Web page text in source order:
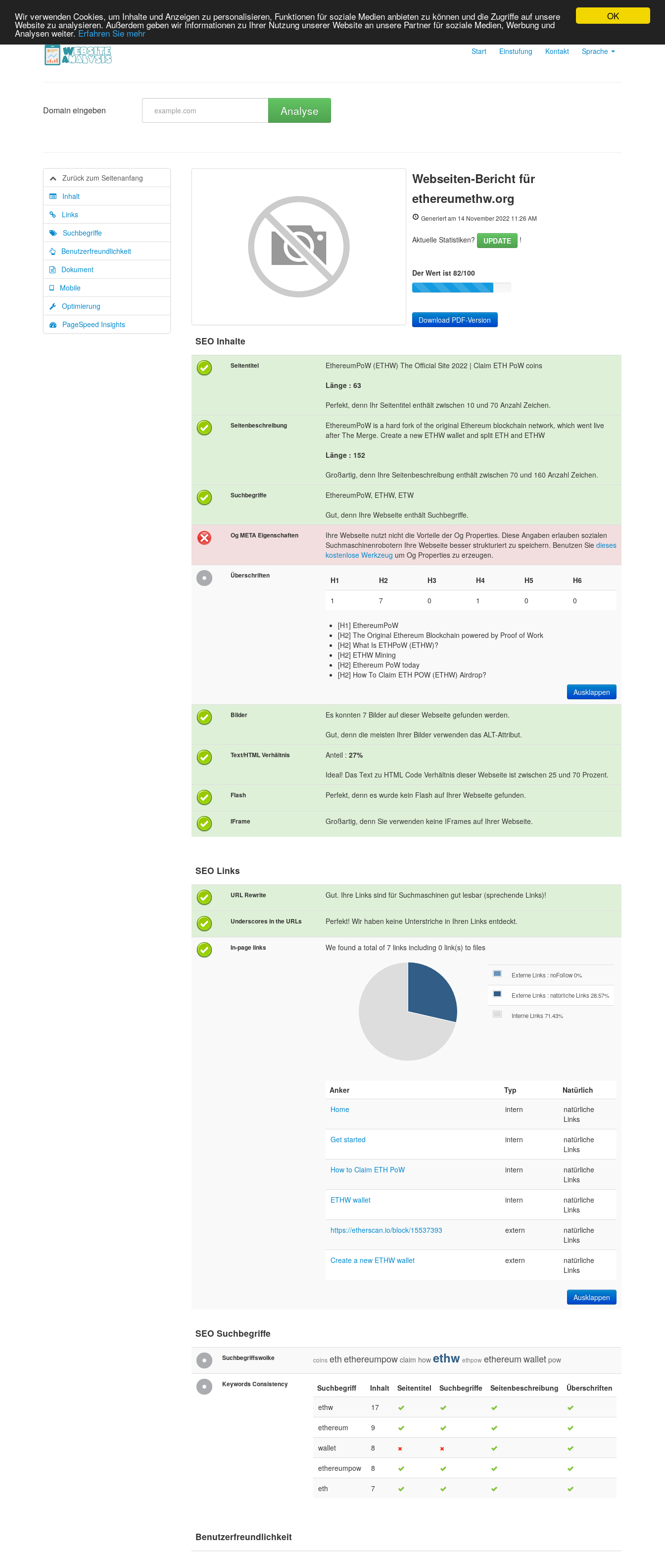
OK
Wir verwenden Cookies, um Inhalte und Anzeigen zu personalisieren, Funktionen für soziale Medien anbieten zu können und die Zugriffe auf unsere
Website zu analysieren. Außerdem geben wir Informationen zu Ihrer Nutzung unserer Website an unsere Partner für soziale Medien, Werbung und
Analysen weiter. Erfahren Sie mehr
Start Einstufung Kontakt Sprache
Domain eingeben Analyse
Zurück zum Seitenanfang
Inhalt
Links
Suchbegriffe
Benutzerfreundlichkeit
Dokument
Mobile
Optimierung
PageSpeed Insights
Webseiten-Bericht für
ethereumethw.org
Generiert am 14 November 2022 11:26 AM
Aktuelle Statistiken? UPDATE !
Der Wert ist 82/100
Download PDF-Version
SEO Inhalte
Seitentitel
EthereumPoW (ETHW) The Official Site 2022 | Claim ETH PoW coins
Länge : 63
Perfekt, denn Ihr Seitentitel enthält zwischen 10 und 70 Anzahl Zeichen.
Seitenbeschreibung
EthereumPoW is a hard fork of the original Ethereum blockchain network, which went live
after The Merge. Create a new ETHW wallet and split ETH and ETHW
Länge : 152
Großartig, denn Ihre Seitenbeschreibung enthält zwischen 70 und 160 Anzahl Zeichen.
Suchbegriffe
EthereumPoW, ETHW, ETW
Gut, denn Ihre Webseite enthält Suchbegriffe.
Og META Eigenschaften
Ihre Webseite nutzt nicht die Vorteile der Og Properties. Diese Angaben erlauben sozialen
Suchmaschinenrobotern Ihre Webseite besser strukturiert zu speichern. Benutzen Sie dieses
kostenlose Werkzeug um Og Properties zu erzeugen.
Überschriften H1 H2 H3 H4 H5 H6
1 7 0 1 0 0
[H1] EthereumPoW
[H2] The Original Ethereum Blockchain powered by Proof of Work
[H2] What Is ETHPoW (ETHW)?
[H2] ETHW Mining
[H2] Ethereum PoW today
[H2] How To Claim ETH POW (ETHW) Airdrop?
Ausklappen
Bilder
Es konnten 7 Bilder auf dieser Webseite gefunden werden.
Gut, denn die meisten Ihrer Bilder verwenden das ALT-Attribut.
Text/HTML Verhältnis Anteil : 27%
Ideal! Das Text zu HTML Code Verhältnis dieser Webseite ist zwischen 25 und 70 Prozent.
Flash Perfekt, denn es wurde kein Flash auf Ihrer Webseite gefunden.
IFrame Großartig, denn Sie verwenden keine IFrames auf Ihrer Webseite.
SEO Links
URL Rewrite Gut. Ihre Links sind für Suchmaschinen gut lesbar (sprechende Links)!
Underscores in the URLs Perfekt! Wir haben keine Unterstriche in Ihren Links entdeckt.
In-page links We found a total of 7 links including 0 link(s) to files
Externe Links : noFollow 0%
Externe Links : natürliche Links 28.57%
Interne Links 71.43%
Anker Typ
Natürlich
Home
intern
natürliche
Links
Get started intern
natürliche
Links
How to Claim ETH PoW intern
natürliche
Links
ETHW wallet intern
natürliche
Links
https://etherscan.io/block/15537393 extern
natürliche
Links
Create a new ETHW wallet extern
natürliche
Links
Ausklappen
SEO Suchbegriffe
Suchbegriffswolke coins ethethereumpow claim how ethw ethpow ethereumwallet pow
Keywords Consistency Suchbegriff Inhalt Seitentitel Suchbegriffe Seitenbeschreibung
Überschriften
ethw
17
ethereum 9
wallet 8
ethereumpow 8
eth 7
Benutzerfreundlichkeit